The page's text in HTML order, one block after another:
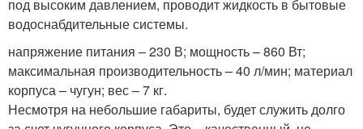
под высоким давлением, проводит жидкость в бытовые
водоснабдительные системы.
напряжение питания – 230 В; мощность – 860 Вт;
максимальная производительность – 40 л/мин; материал
корпуса – чугун; вес – 7 кг.
Несмотря на небольшие габариты, будет служить долго